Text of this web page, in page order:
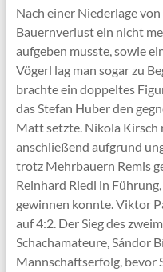
Nach einer Niederlage
Bauernverlust ein nicht
aufgeben musste, sowie
Vögerl lag man sogar zu
brachte ein doppeltes
das Stefan Huber den
Matt setzte. Nikola Kirsch
anschließend aufgrund
trotz Mehrbauern Remis
Reinhard Riedl in
gewinnen konnte. Viktor
auf 4:2. Der Sieg des
Schachamateure, Sándor
Mannschaftserfolg, bevor